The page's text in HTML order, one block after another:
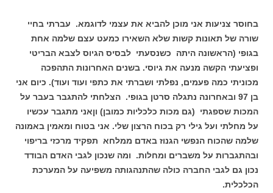
בחוסר צניעות אני מוכן להביא את עצמי לדוגמא. עברתי בחיי
שורה של תאונות קשות שלא השאירו כמעט עצם שלמה אחת
בגופי (הראשונה היתה כשנסעתי לבסיס הגיוס לצבא הבריטי
ופציעתי הקשה מנעה את גיוסי. בשנים האחרונות התהפכה
מכוניתי כמה פעמים, נפלתי ושברתי את כתפי ועוד ועוד). כיום אני
בן 97 ובאחרונה נתגלה סרטן בגופי. הצלחתי להתגבר בעבר על
המכות שספגתי (גם מכות כלכליות כמובן) וןאני מתגבר עכשיו
על מחלתי ועל גילי רק בכוח הרצון שלי. אני בטוח ומאמין באמונה
שלמה שהכוח הנפשי הגנוז באדם ממלחא תפקיד מרכזי בריפוי
ובהתגברות על משברים ומחלות. ומה שנכון לגבי האדם הבודד
נכון גם לגבי החברה כולה שהתנהגותה משפיעה על המערכת
הכלכלית.